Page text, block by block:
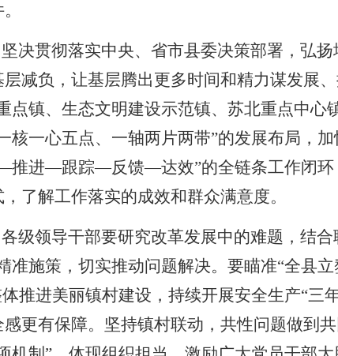
坚决贯彻落实中央、省市县委决策部署，弘
减负，让基层腾出更多时间和精力谋发展
点镇、生态文明建设示范镇、苏北重点中心
核一心五点、一轴两片两带”的发展布局，
进—跟踪—反馈—达效”的全链条工作闭环
了解工作落实的成效和群众满意度。
各级领导干部要研究改革发展中的难题，结
准施策，切实推动问题解决。要瞄准“全县
推进美丽镇村建设，持续开展安全生产“三
更有保障。坚持镇村联动，共性问题做到